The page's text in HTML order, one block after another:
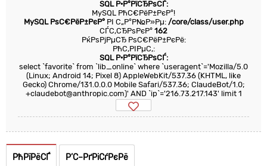
SQL Р·Р°РїСЂРѕСЃ:
MySQL РћС€РёР±РєР°!
MySQL РѕС€РёР±РєР°РІ С„Р°Р№Р»Рµ: /core/class/user.php
СЃС‚СЂРѕРєР° 162
РќРѕРјРµСЂ РѕС€РёР±РєРё:
РћС‚РІРµС‚:
SQL Р·Р°РїСЂРѕСЃ:
select `favorite` from `lib_online` where `useragent`='Mozilla/5.0
(Linux; Android 14; Pixel 8) AppleWebKit/537.36 (KHTML, like
Gecko) Chrome/131.0.0.0 Mobile Safari/537.36; ClaudeBot/1.0;
+claudebot@anthropic.com)' AND `ip`='216.73.217.143' limit 1
РћРїРёСЃ Р’С–РґРіСѓРєРё